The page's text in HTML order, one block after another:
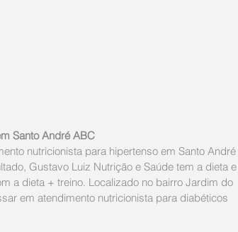
Santo André ABC
nutricionista para hipertenso em Santo André
Gustavo Luiz Nutrição e Saúde tem a dieta e
a dieta + treino. Localizado no bairro Jardim do
em atendimento nutricionista para diabéticos